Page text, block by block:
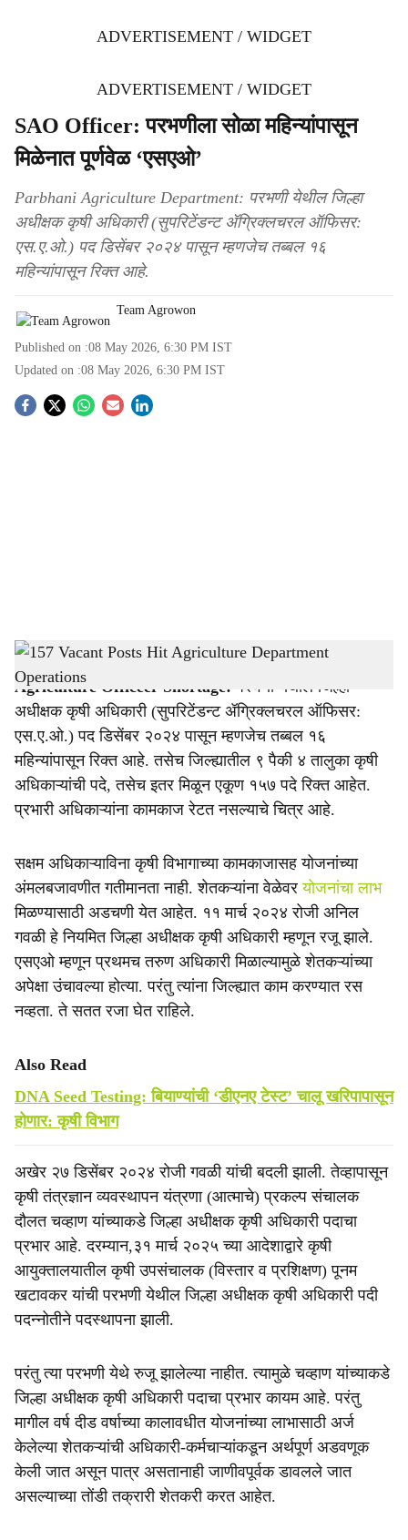
ADVERTISEMENT / WIDGET
ADVERTISEMENT / WIDGET
SAO Officer: परभणीला सोळा महिन्यांपासून
मिळेनात पूर्णवेळ ‘एसएओ’
Parbhani Agriculture Department: परभणी येथील जिल्हा
अधीक्षक कृषी अधिकारी (सुपरिटेंडन्ट ॲग्रिक्लचरल ऑफिसर:
एस.ए.ओ.) पद डिसेंबर २०२४ पासून म्हणजेच तब्बल १६
महिन्यांपासून रिक्त आहे.
Team Agrowon
Published on :08 May 2026, 6:30 PM IST
Updated on :08 May 2026, 6:30 PM IST
S
h
a
r
e
157 Vacant Posts Hit Agriculture Department Operations-Agrowon
Agriculture Officeer Shortage: परभणी येथील जिल्हा
अधीक्षक कृषी अधिकारी (सुपरिटेंडन्ट ॲग्रिक्लचरल ऑफिसर:
एस.ए.ओ.) पद डिसेंबर २०२४ पासून म्हणजेच तब्बल १६
महिन्यांपासून रिक्त आहे. तसेच जिल्ह्यातील ९ पैकी ४ तालुका कृषी
अधिकाऱ्यांची पदे, तसेच इतर मिळून एकूण १५७ पदे रिक्त आहेत.
प्रभारी अधिकाऱ्यांना कामकाज रेटत नसल्याचे चित्र आहे.
सक्षम अधिकाऱ्याविना कृषी विभागाच्या कामकाजासह योजनांच्या
अंमलबजावणीत गतीमानता नाही. शेतकऱ्यांना वेळेवरयोजनांचा लाभ
मिळण्यासाठी अडचणी येत आहेत. ११ मार्च २०२४ रोजी अनिल
गवळी हे नियमित जिल्हा अधीक्षक कृषी अधिकारी म्हणून रजू झाले.
एसएओ म्हणून प्रथमच तरुण अधिकारी मिळाल्यामुळे शेतकऱ्यांच्या
अपेक्षा उंचावल्या होत्या. परंतु त्यांना जिल्ह्यात काम करण्यात रस
नव्हता. ते सतत रजा घेत राहिले.
Also Read
DNA Seed Testing: बियाण्यांची ‘डीएनए टेस्ट’ चालू खरिपापासून
होणार: कृषी विभाग
अखेर २७ डिसेंबर २०२४ रोजी गवळी यांची बदली झाली. तेव्हापासून
कृषी तंत्रज्ञान व्यवस्थापन यंत्रणा (आत्माचे) प्रकल्प संचालक
दौलत चव्हाण यांच्याकडे जिल्हा अधीक्षक कृषी अधिकारी पदाचा
प्रभार आहे. दरम्यान,३१ मार्च २०२५ च्या आदेशाद्वारे कृषी
आयुक्तालयातील कृषी उपसंचालक (विस्तार व प्रशिक्षण) पूनम
खटावकर यांची परभणी येथील जिल्हा अधीक्षक कृषी अधिकारी पदी
पदन्नोतीने पदस्थापना झाली.
परंतु त्या परभणी येथे रुजू झालेल्या नाहीत. त्यामुळे चव्हाण यांच्याकडे
जिल्हा अधीक्षक कृषी अधिकारी पदाचा प्रभार कायम आहे. परंतु
मागील वर्ष दीड वर्षाच्या कालावधीत योजनांच्या लाभासाठी अर्ज
केलेल्या शेतकऱ्यांची अधिकारी-कर्मचाऱ्यांकडून अर्थपूर्ण अडवणूक
केली जात असून पात्र असतानाही जाणीवपूर्वक डावलले जात
असल्याच्या तोंडी तक्रारी शेतकरी करत आहेत.